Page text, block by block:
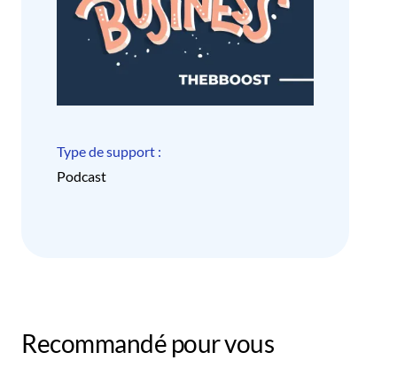
Type de support :
Podcast
Recommandé pour vous